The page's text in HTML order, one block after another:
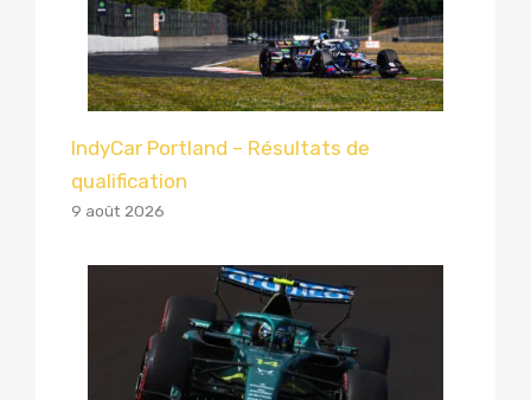
IndyCar Portland – Résultats de
qualification
9 août 2026